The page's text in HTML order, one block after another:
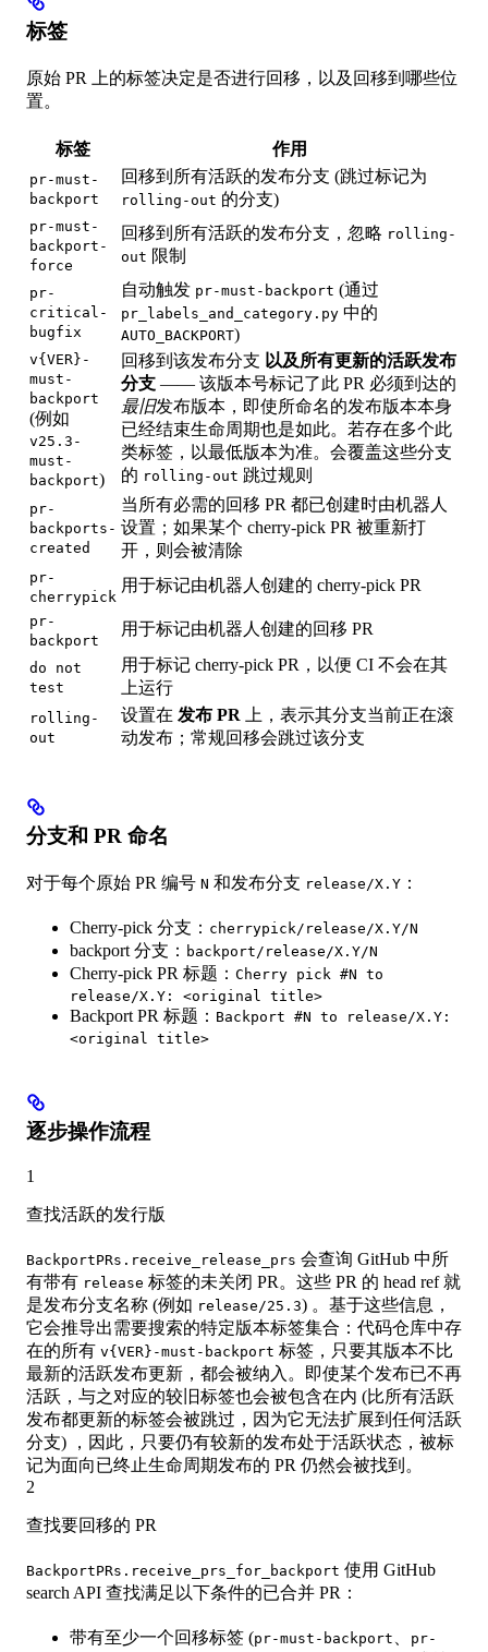
标签
原始 PR 上的标签决定是否进行回移，以及回移到哪些位
置。
标签 作用
pr-must-
backport
回移到所有活跃的发布分支 (跳过标记为
rolling-out 的分支)
pr-must-
backport-
force
回移到所有活跃的发布分支，忽略 rolling-
out 限制
pr-
critical-
bugfix
自动触发 pr-must-backport (通过
pr_labels_and_category.py 中的
AUTO_BACKPORT)
v{VER}-
must-
backport
(例如
v25.3-
must-
backport)
回移到该发布分支 以及所有更新的活跃发布
分支 —— 该版本号标记了此 PR 必须到达的
最旧发布版本，即使所命名的发布版本本身
已经结束生命周期也是如此。若存在多个此
类标签，以最低版本为准。会覆盖这些分支
的 rolling-out 跳过规则
pr-
backports-
created
当所有必需的回移 PR 都已创建时由机器人
设置；如果某个 cherry-pick PR 被重新打
开，则会被清除
pr-
cherrypick
用于标记由机器人创建的 cherry-pick PR
pr-
backport
用于标记由机器人创建的回移 PR
do not
test
用于标记 cherry-pick PR，以便 CI 不会在其
上运行
rolling-
out
设置在 发布 PR 上，表示其分支当前正在滚
动发布；常规回移会跳过该分支
分支和 PR 命名
对于每个原始 PR 编号 N 和发布分支 release/X.Y ：
Cherry-pick 分支： cherrypick/release/X.Y/N
backport 分支： backport/release/X.Y/N
Cherry-pick PR 标题： Cherry pick #N to
release/X.Y: <original title>
Backport PR 标题： Backport #N to release/X.Y:
<original title>
逐步操作流程
1
查找活跃的发行版
BackportPRs.receive_release_prs 会查询 GitHub 中所
有带有 release 标签的未关闭 PR。这些 PR 的 head ref 就
是发布分支名称 (例如 release/25.3) 。基于这些信息，
它会推导出需要搜索的特定版本标签集合：代码仓库中存
在的所有 v{VER}-must-backport 标签，只要其版本不比
最新的活跃发布更新，都会被纳入。即使某个发布已不再
活跃，与之对应的较旧标签也会被包含在内 (比所有活跃
发布都更新的标签会被跳过，因为它无法扩展到任何活跃
分支) ，因此，只要仍有较新的发布处于活跃状态，被标
记为面向已终止生命周期发布的 PR 仍然会被找到。
2
查找要回移的 PR
BackportPRs.receive_prs_for_backport 使用 GitHub
search API 查找满足以下条件的已合并 PR：
带有至少一个回移标签 (pr-must-backport
pr-